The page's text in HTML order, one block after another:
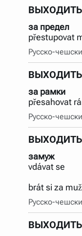
ВЫХОДИТЬ
за предел
přestupovat
Русско-
ВЫХОДИТЬ
за рамки
přesahovat
Русско-
ВЫХОДИТЬ
замуж
vdávat se
brát si za
Русско-
ВЫХОДИТЬ